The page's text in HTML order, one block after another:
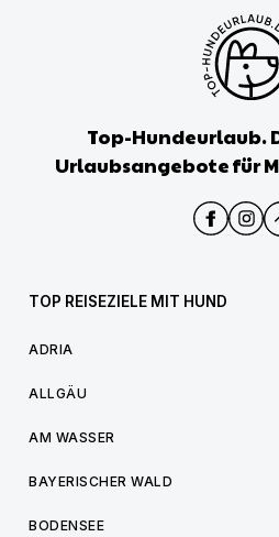
Top-Hundeurlaub.
Urlaubsangebote für
TOP REISEZIELE MIT HUND
ADRIA
ALLGÄU
AM WASSER
BAYERISCHER WALD
BODENSEE